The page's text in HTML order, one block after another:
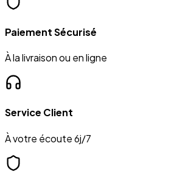
Paiement Sécurisé
À la livraison ou en ligne
Service Client
À votre écoute 6j/7